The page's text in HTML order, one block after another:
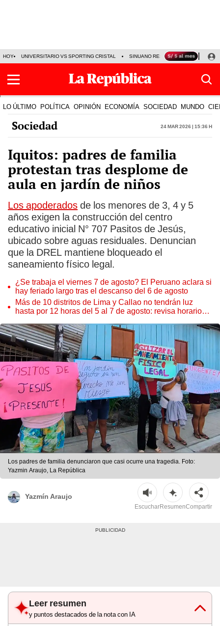
HOY UNIVERSITARIO VS SPORTING CRISTAL SINUANO RESULTADOS HOY
LO ÚLTIMO POLÍTICA OPINIÓN ECONOMÍA SOCIEDAD MUNDO
Sociedad 24 Mar 2026 | 15:36 h
Iquitos: padres de familia
protestan tras desplome de
aula en jardín de niños
Los apoderados de los menores de 3, 4 y 5
años exigen la construcción del centro
educativo inicial N° 707 Pasitos de Jesús,
ubicado sobre aguas residuales. Denuncian
que la DREL mantiene bloqueado el
saneamiento físico legal.
¿Se trabaja el viernes 7 de agosto? El Peruano aclara si
hay feriado largo tras el descanso del 6 de agosto
Más de 10 distritos de Lima y Callao no tendrán luz
hasta por 12 horas del 5 al 7 de agosto: revisa horarios y
Los padres de familia denunciaron que casi ocurre una tragedia. Foto:
Yazmin Araujo, La República
Yazmín Araujo
EscucharResumenCompartir
Leer resumen
y puntos destacados de la nota con IA